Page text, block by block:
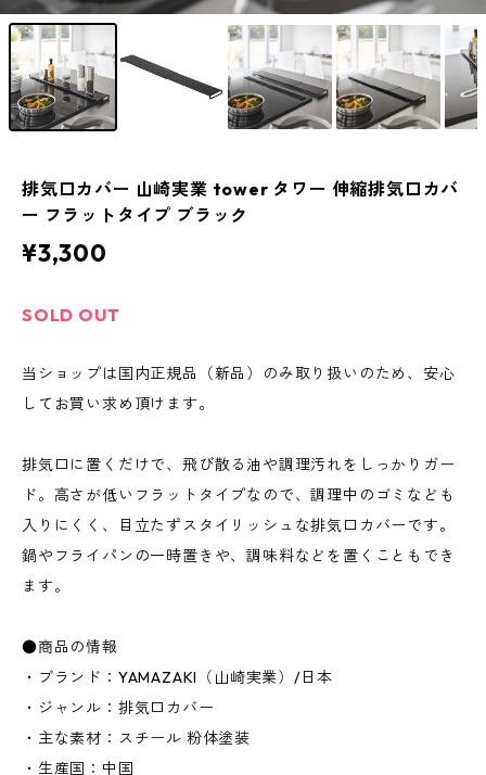
排気口カバー 山崎実業 tower タワー 伸縮排気口カバ
ー フラットタイプ ブラック
¥3,300
SOLD OUT
当ショップは国内正規品（新品）のみ取り扱いのため、安心
してお買い求め頂けます。
排気口に置くだけで、飛び散る油や調理汚れをしっかりガー
ド。高さが低いフラットタイプなので、調理中のゴミなども
入りにくく、目立たずスタイリッシュな排気口カバーです。
鍋やフライパンの一時置きや、調味料などを置くこともでき
ます。
●商品の情報
・ブランド：YAMAZAKI（山崎実業）/日本
・ジャンル：排気口カバー
・主な素材：スチール 粉体塗装
・生産国：中国